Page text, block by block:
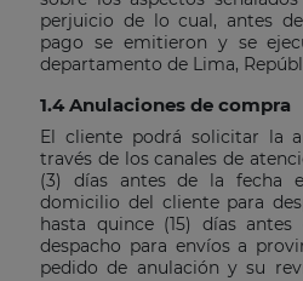
perjuicio de lo cual, antes
pago se emitieron y se
departamento de Lima,
1.4 Anulaciones de compra
El cliente podrá solicitar la
través de los canales de
(3) días antes de la fecha
domicilio del cliente para
hasta quince (15) días
despacho para envíos a
pedido de anulación y su